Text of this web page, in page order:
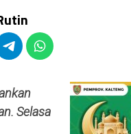
Selasa